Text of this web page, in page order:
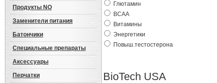
Продукты NO
Заменители питания
Батончики
Специальные препараты
Аксессуары
Перчатки
Глютамин
BCAA
Витамины
Энергетики
Повыш.тестостерона
BioTech USA